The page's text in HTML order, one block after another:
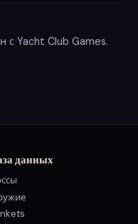
с Yacht Club Games.
данных